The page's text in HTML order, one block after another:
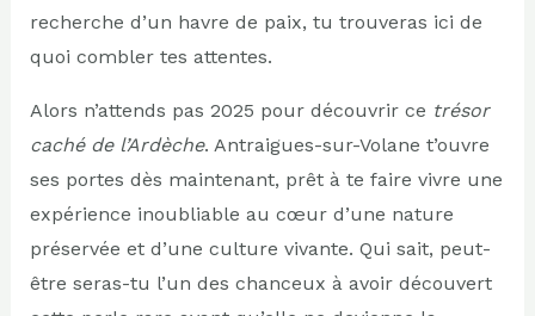
recherche d’un havre de paix, tu trouveras ici de
quoi combler tes attentes.
Alors n’attends pas 2025 pour découvrir ce trésor
caché de l’Ardèche. Antraigues-sur-Volane t’ouvre
ses portes dès maintenant, prêt à te faire vivre une
expérience inoubliable au cœur d’une nature
préservée et d’une culture vivante. Qui sait, peut-
être seras-tu l’un des chanceux à avoir découvert